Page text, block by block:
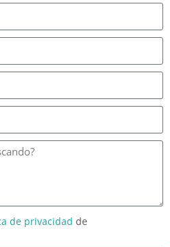
de privacidad de